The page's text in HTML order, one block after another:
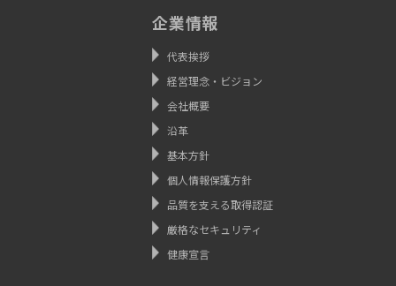
企業情報
代表挨拶
経営理念・ビジョン
会社概要
沿革
基本方針
個人情報保護方針
品質を支える取得認証
厳格なセキュリティ
健康宣言